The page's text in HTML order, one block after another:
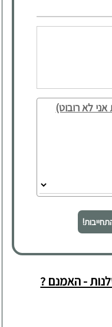
לא רובוט)
- האמנם ?